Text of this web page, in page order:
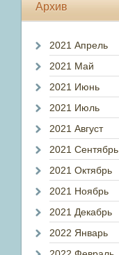
Архив
2021 Апрель
2021 Май
2021 Июнь
2021 Июль
2021 Август
2021 Сентябрь
2021 Октябрь
2021 Ноябрь
2021 Декабрь
2022 Январь